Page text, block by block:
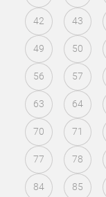
42 43
49 50
56 57
63 64
70 71
77 78
84 85